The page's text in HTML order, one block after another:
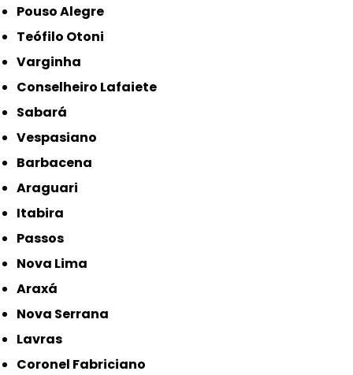
Pouso Alegre
Teófilo Otoni
Varginha
Conselheiro Lafaiete
Sabará
Vespasiano
Barbacena
Araguari
Itabira
Passos
Nova Lima
Araxá
Nova Serrana
Lavras
Coronel Fabriciano